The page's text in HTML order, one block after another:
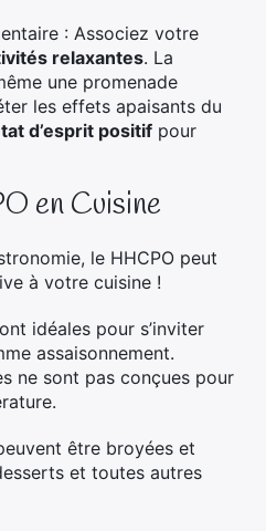
: Associez votre
relaxantes. La
une promenade
les effets apaisants du
d’esprit positif pour
en Cuisine
le HHCPO peut
à votre cuisine !
idéales pour s’inviter
assaisonnement.
ne sont pas conçues pour
être broyées et
et toutes autres